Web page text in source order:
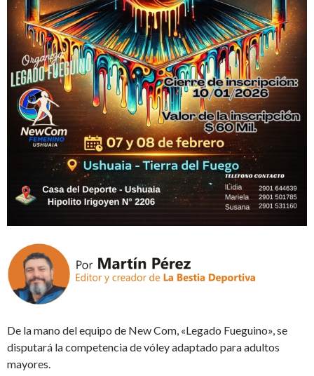
De la mano del equipo de New Com, «Legado Fueguino», se
disputará la competencia de vóley adaptado para adultos
mayores.